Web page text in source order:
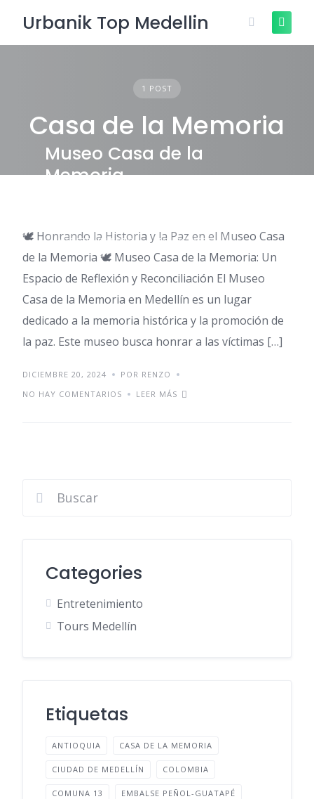
content
Urbanik Top Medellin
1 POST
Casa de la Memoria
ENTRETENIMIENTO TOURS MEDELLÍN
Museo Casa de la
Memoria
🕊️ Honrando la Historia y la Paz en el Museo Casa
de la Memoria 🕊️ Museo Casa de la Memoria: Un
Espacio de Reflexión y Reconciliación El Museo
Casa de la Memoria en Medellín es un lugar
dedicado a la memoria histórica y la promoción de
la paz. Este museo busca honrar a las víctimas […]
DICIEMBRE 20, 2024
POR RENZO
NO HAY COMENTARIOS
LEER MÁS
Categories
Entretenimiento
Tours Medellín
Etiquetas
ANTIOQUIA CASA DE LA MEMORIA
CIUDAD DE MEDELLÍN COLOMBIA
COMUNA 13 EMBALSE PEÑOL-GUATAPÉ